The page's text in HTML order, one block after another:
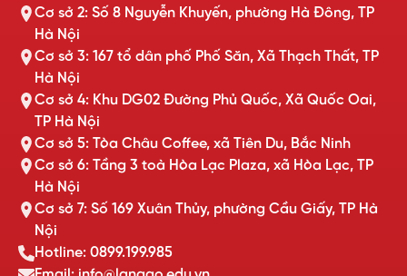
Cơ sở 2: Số 8 Nguyễn Khuyến, phường Hà Đông, TP
Hà Nội
Cơ sở 3: 167 tổ dân phố Phố Săn, Xã Thạch Thất, TP
Hà Nội
Cơ sở 4: Khu DG02 Đường Phủ Quốc, Xã Quốc Oai,
TP Hà Nội
Cơ sở 5: Tòa Châu Coffee, xã Tiên Du, Bắc Ninh
Cơ sở 6: Tầng 3 toà Hòa Lạc Plaza, xã Hòa Lạc, TP
Hà Nội
Cơ sở 7: Số 169 Xuân Thủy, phường Cầu Giấy, TP Hà
Nội
Hotline: 0899.199.985